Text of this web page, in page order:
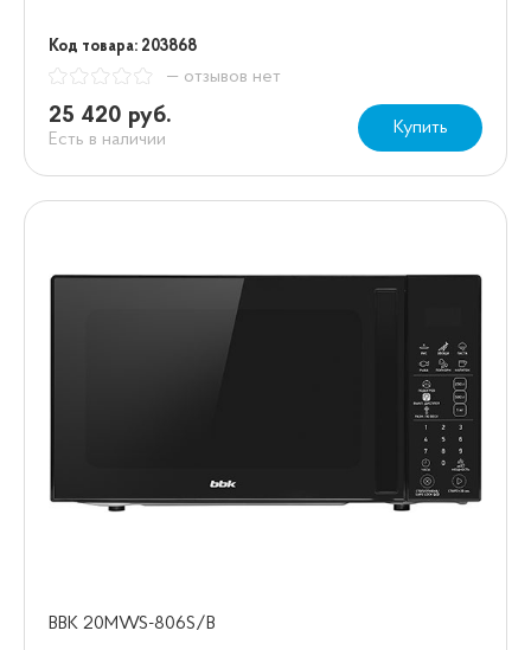
Код товара: 203868
— отзывов нет
25 420 руб.
Есть в наличии
Купить
BBK 20MWS-806S/B